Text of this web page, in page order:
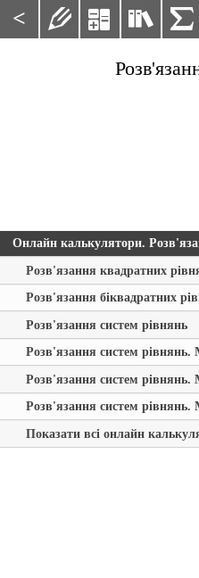
<    
Онлайн калькулятори.
Розв'язання квадратних
Розв'язання біквадратних
Розв'язання систем рівнянь
Розв'язання систем рівнянь.
Розв'язання систем
Розв'язання систем
Показати всі онлайн